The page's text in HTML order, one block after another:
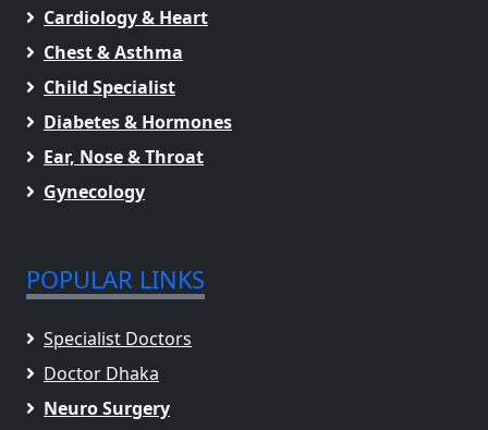
Cardiology & Heart
Chest & Asthma
Child Specialist
Diabetes & Hormones
Ear, Nose & Throat
Gynecology
POPULAR LINKS
Specialist Doctors
Doctor Dhaka
Neuro Surgery